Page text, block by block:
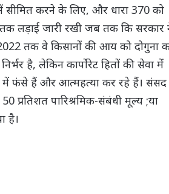
सीमित करने के लिए, और धारा 370 को
लड़ाई जारी रखी जब तक कि सरकार
तक वे किसानों की आय को दोगुना
है, लेकिन कार्पोरेट हितों की सेवा में
में फंसे हैं और आत्महत्या कर रहे हैं। संसद
पारिश्रमिक-संबंधी मूल्य ;या
है।